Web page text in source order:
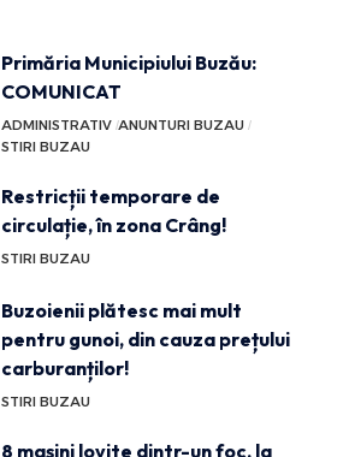
Primăria Municipiului Buzău:
COMUNICAT
ADMINISTRATIV ANUNTURI BUZAU
STIRI BUZAU
Restricții temporare de
circulație, în zona Crâng!
STIRI BUZAU
Buzoienii plătesc mai mult
pentru gunoi, din cauza prețului
carburanților!
STIRI BUZAU
8 mașini lovite dintr-un foc, la